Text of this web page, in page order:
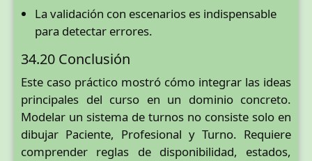
La validación con escenarios es indispensable
para detectar errores.
34.20 Conclusión
Este caso práctico mostró cómo integrar las ideas
principales del curso en un dominio concreto.
Modelar un sistema de turnos no consiste solo en
dibujar Paciente, Profesional y Turno. Requiere
comprender reglas de disponibilidad, estados,